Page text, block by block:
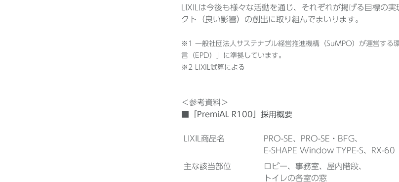
LIXILは今後も様々な活動を通じ、それぞれが掲げる目標の
クト（良い影響）の創出に取り組んでまいります。
※1 一般社団法人サステナブル経営推進機構（SuMPO）が運営す
言（EPD）」に準拠しています。
※2 LIXIL試算による
＜参考資料＞
■「PremiAL R100」採用概要
LIXIL商品名
PRO-SE、PRO-SE・BFG、
E-SHAPE Window TYPE-S、RX-60
主な該当部位
ロビー、事務室、屋内階段、
トイレの各室の窓